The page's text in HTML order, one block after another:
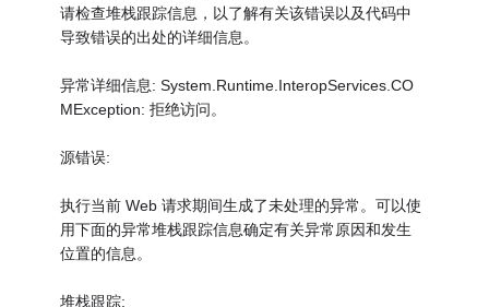
请检查堆栈跟踪信息，以了解有关该错误以及代码中
导致错误的出处的详细信息。
异常详细信息: System.Runtime.InteropServices.CO
MException: 拒绝访问。
源错误:
执行当前 Web 请求期间生成了未处理的异常。可以使
用下面的异常堆栈跟踪信息确定有关异常原因和发生
位置的信息。
堆栈跟踪: